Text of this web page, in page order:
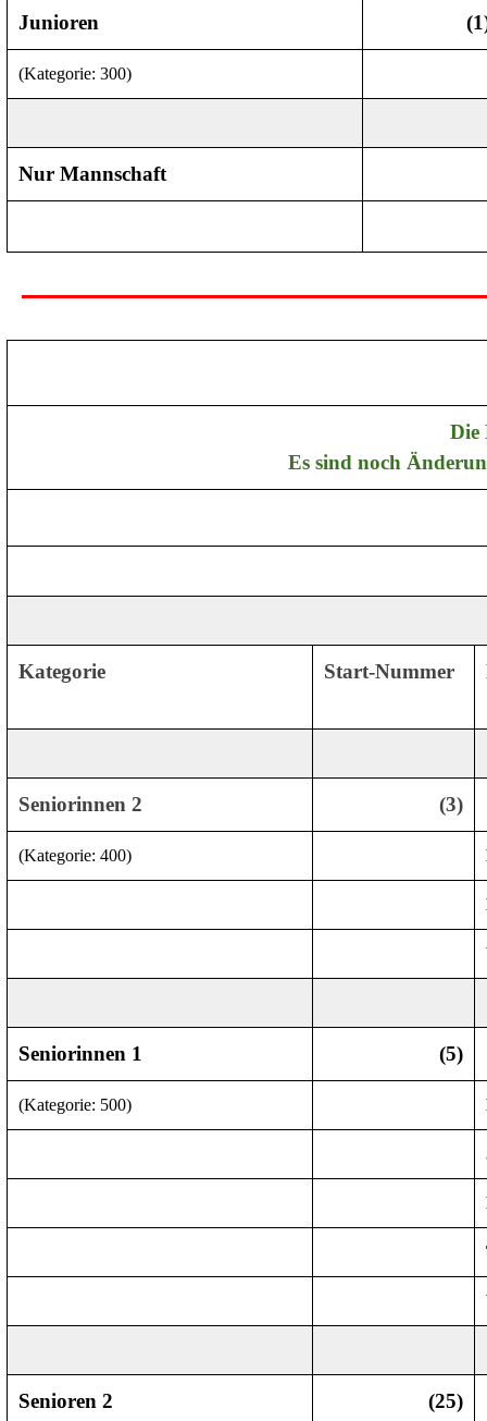
Junioren
(Kategorie: 300)
Nur Mannschaft
Die
Es sind noch
Kategorie Start-Nummer
Seniorinnen 2 (3)
(Kategorie: 400)
Seniorinnen 1 (5)
(Kategorie: 500)
Senioren 2 (25)